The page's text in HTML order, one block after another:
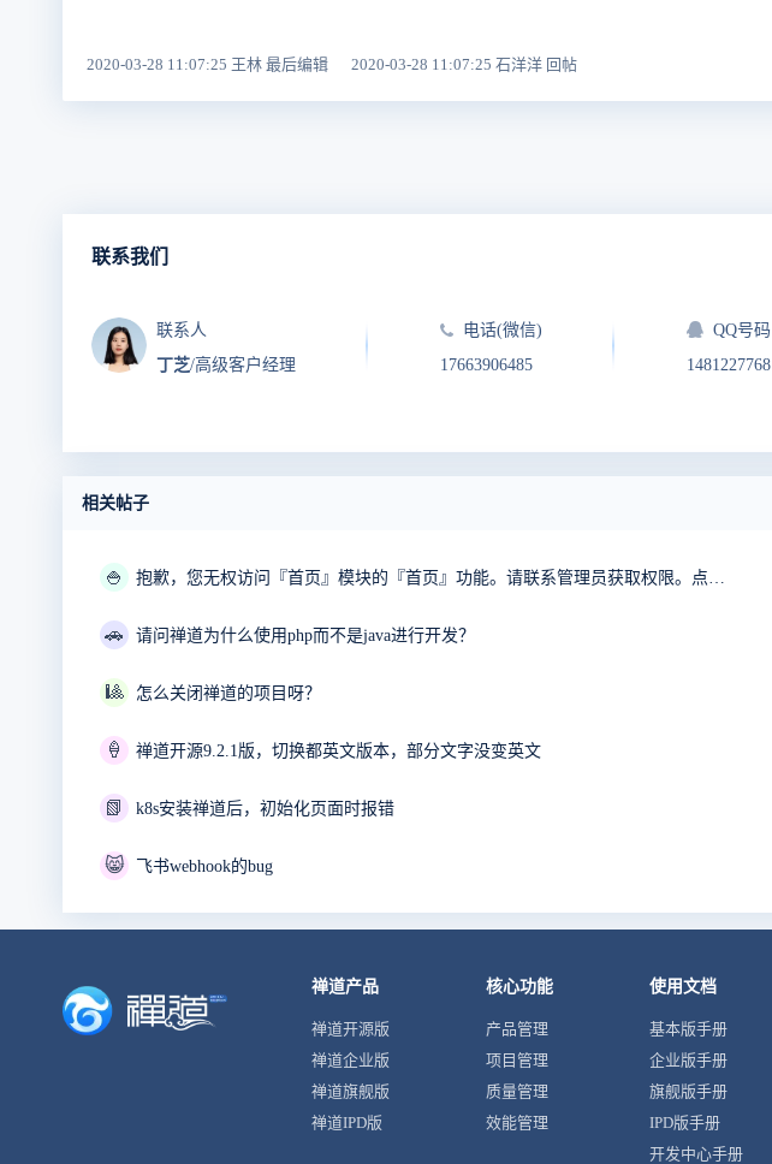
2020-03-28 11:07:25 王林 最后编辑 2020-03-28 11:07:25 石洋洋 回帖
联系我们
联系人
丁芝/高级客户经理
电话(微信)
17663906485
QQ号码
1481227768
相关帖子
🍚
🚗 请问禅道为什么使用php而不是java进行开发？
🎱 怎么关闭禅道的项目呀？
🍦 禅道开源9.2.1版，切换都英文版本，部分文字没变英文
📗 k8s安装禅道后，初始化页面时报错
😸 飞书webhook的bug
禅道产品
禅道开源版
禅道企业版
禅道旗舰版
禅道IPD版
核心功能
产品管理
项目管理
质量管理
效能管理
使用文档
基本版手册
企业版手册
旗舰版手册
IPD版手册
开发中心手册